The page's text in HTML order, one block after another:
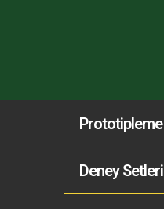
Prototipleme
Deney Setleri